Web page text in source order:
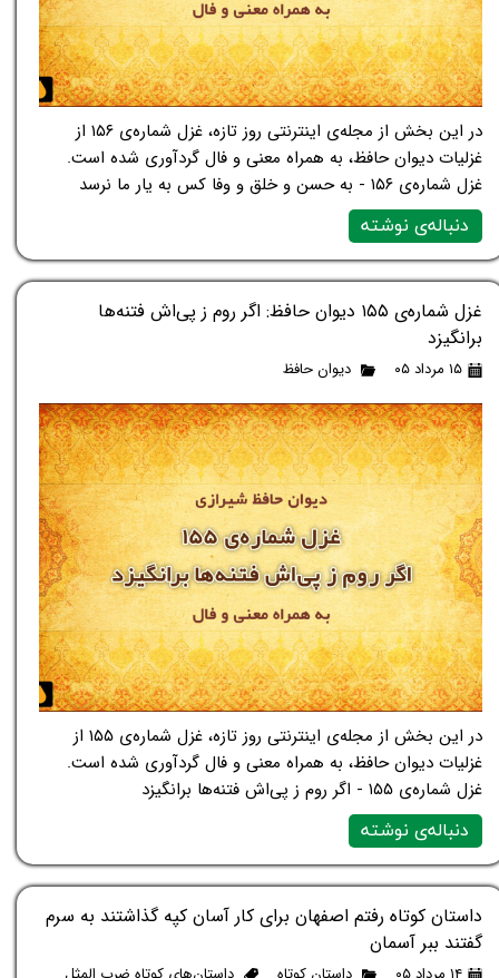
در این بخش از مجله‌ی اینترنتی روز تازه، غزل شماره‌ی ۱۵۶ از
غزلیات دیوان حافظ، به همراه معنی و فال گردآوری شده است.
غزل شماره‌ی ۱۵۶ - به حسن و خلق و وفا کس به یار ما نرسد
دنباله‌ی نوشته
غزل شماره‌ی ۱۵۵ دیوان حافظ: اگر روم ز پی‌اش فتنه‌ها
برانگیزد
۱۵ مرداد ۰۵ دیوان حافظ
در این بخش از مجله‌ی اینترنتی روز تازه، غزل شماره‌ی ۱۵۵ از
غزلیات دیوان حافظ، به همراه معنی و فال گردآوری شده است.
غزل شماره‌ی ۱۵۵ - اگر روم ز پی‌اش فتنه‌ها برانگیزد
دنباله‌ی نوشته
داستان کوتاه رفتم اصفهان برای کار آسان کپه گذاشتند به سرم
گفتند ببر آسمان